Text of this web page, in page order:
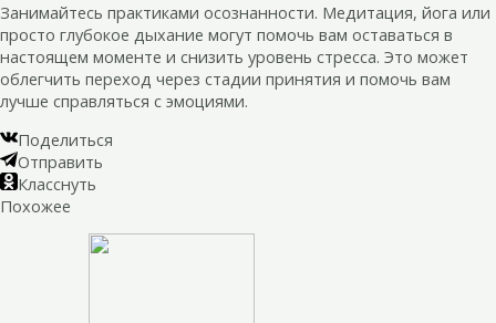
Занимайтесь практиками осознанности. Медитация, йога или
просто глубокое дыхание могут помочь вам оставаться в
настоящем моменте и снизить уровень стресса. Это может
облегчить переход через стадии принятия и помочь вам
лучше справляться с эмоциями.
Поделиться
Отправить
Класснуть
Похожее